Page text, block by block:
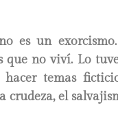
es un
que no viví. Lo
temas
crudeza, el